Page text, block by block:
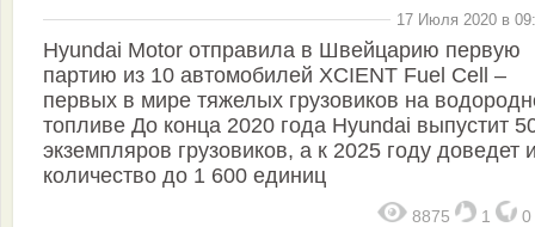
17 Июля 2020 в
Hyundai Motor отправила в Швейцарию первую
партию из 10 автомобилей XCIENT Fuel Cell –
первых в мире тяжелых грузовиков на
топливе До конца 2020 года Hyundai выпустит
экземпляров грузовиков, а к 2025 году доведет
количество до 1 600 единиц
8875 1 0